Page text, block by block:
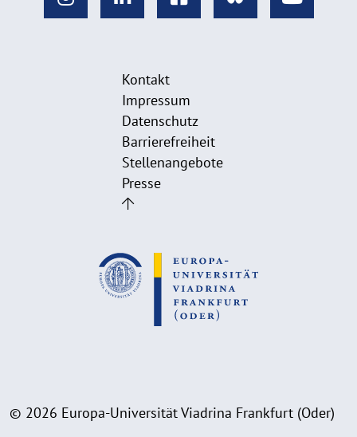
Kontakt
Impressum
Datenschutz
Barrierefreiheit
Stellenangebote
Presse
© 2026 Europa-Universität Viadrina Frankfurt (Oder)